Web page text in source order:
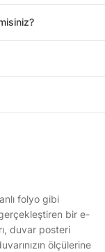
folyo gibi
bir e-
duvar posteri
ölçülerine